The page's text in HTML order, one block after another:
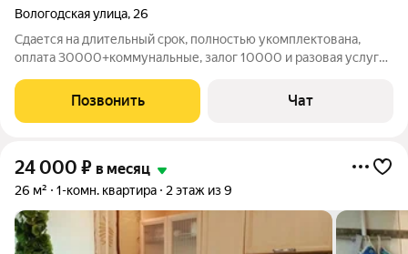
Вологодская улица, 26
Сдается на длительный срок, полностью укомплектована,
оплата 30000+коммунальные, залог 10000 и разовая услуга
Позвонить Чат
24 000 ₽ в месяц
26 м² 1-комн. квартира 2 этаж из 9